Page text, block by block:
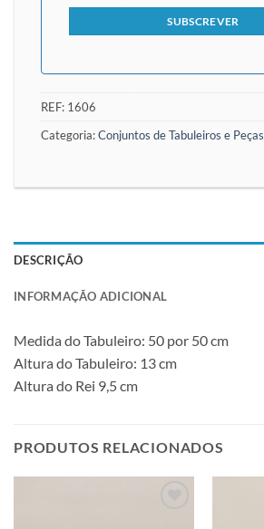
REF: 1606
Categoria:Conjuntos de Tabuleiros e Peças
DESCRIÇÃO
INFORMAÇÃO ADICIONAL
Medida do Tabuleiro: 50 por 50 cm
Altura do Tabuleiro: 13 cm
Altura do Rei 9,5 cm
PRODUTOS RELACIONADOS